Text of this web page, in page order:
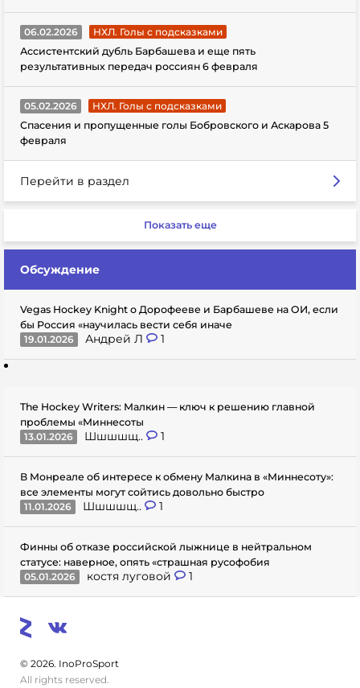
06.02.2026
НХЛ. Голы с подсказками
Ассистентский дубль Барбашева и еще пять
результативных передач россиян 6 февраля
05.02.2026
НХЛ. Голы с подсказками
Спасения и пропущенные голы Бобровского и Аскарова 5
февраля
Перейти в раздел
Показать еще
Обсуждение
Vegas Hockey Knight о Дорофееве и Барбашеве на ОИ, если
бы Россия «научилась вести себя иначе
19.01.2026
Андрей Л 1
The Hockey Writers: Малкин — ключ к решению главной
проблемы «Миннесоты
13.01.2026
Шшшшщ.. 1
В Монреале об интересе к обмену Малкина в «Миннесоту»:
все элементы могут сойтись довольно быстро
11.01.2026
Шшшшщ.. 1
Финны об отказе российской лыжнице в нейтральном
статусе: наверное, опять «страшная русофобия
05.01.2026
костя луговой 1
© 2026. InoProSport
All rights reserved.